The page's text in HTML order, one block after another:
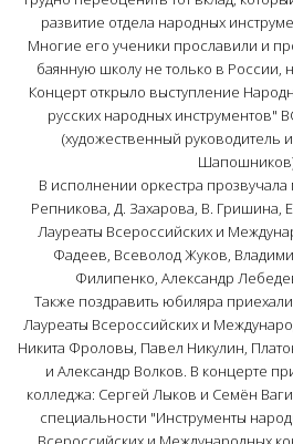
развитие отдела народных
Многие его ученики прославили и
баянную школу не только в России,
Концерт открыло выступление
русских народных инструментов"
(художественный руководитель
В исполнении оркестра
Репникова, Д. Захарова, В. Гришина,
Лауреаты Всероссийских и
Фадеев, Всеволод Жуков,
Филипенко, Александр
Также поздравить юбиляра приехали
Лауреаты Всероссийских и
Никита Фроловы, Павел Никулин,
и Александр Волков. В концерте
колледжа: Сергей Лыков и Семён
специальности "Инструменты